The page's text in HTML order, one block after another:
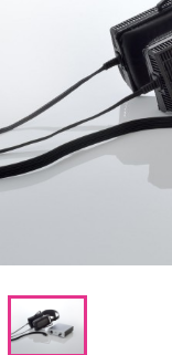
パワーアンプ
CDプレーヤー・レシ
ネットワークプレー
フォノイコライザー
スピーカー